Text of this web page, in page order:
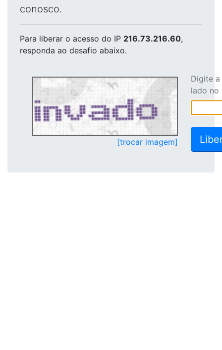
conosco.
Para liberar o acesso do IP 216.73.216.60,
responda ao desafio abaixo.
[trocar imagem]
Digite
lado no